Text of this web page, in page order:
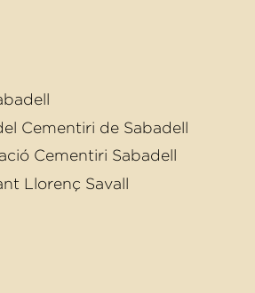
Cementiri de Sabadell
Cementiri Sabadell
Llorenç Savall